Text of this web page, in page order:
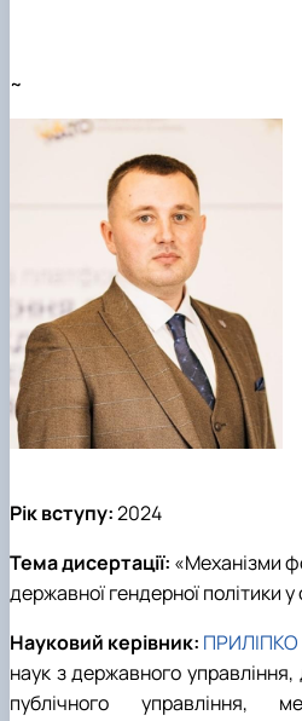
~
Рік вступу:2024
Тема дисертації: «Механізми
державної гендерної політики
Науковий керівник: ПРИЛІПКО
наук з державного
публічного управління,